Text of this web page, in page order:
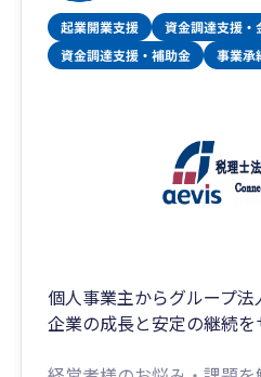
個人事業主からグループ法
企業の成長と安定の継続を